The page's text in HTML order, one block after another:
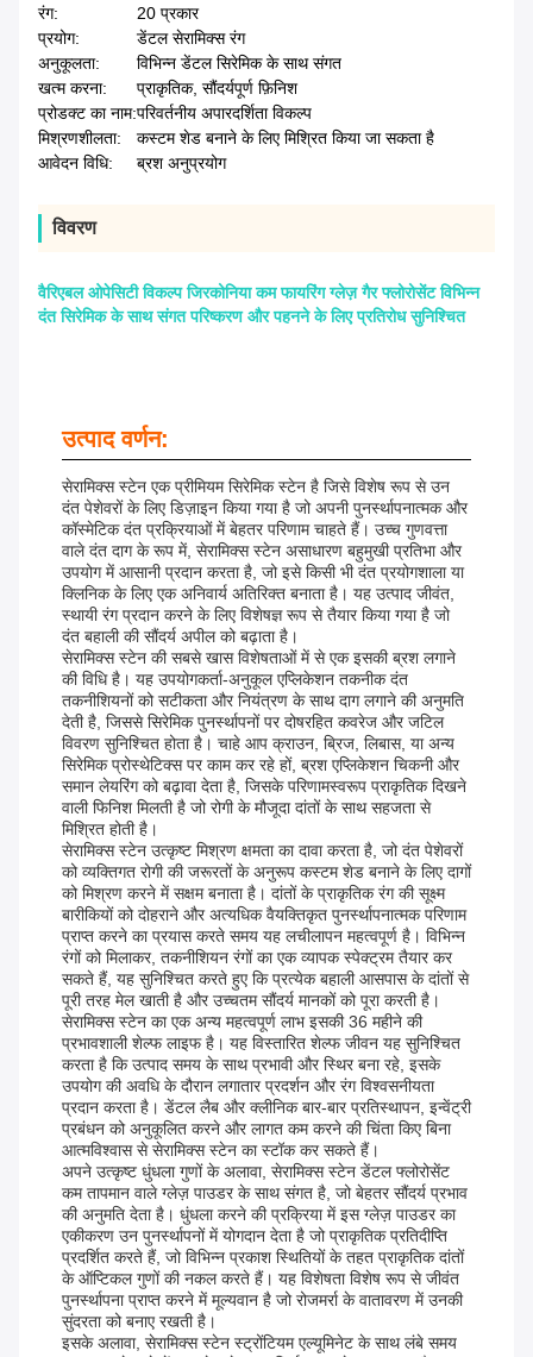
रंग:
20 प्रकार
प्रयोग:
डेंटल सेरामिक्स रंग
अनुकूलता:
विभिन्न डेंटल सिरेमिक के साथ संगत
खत्म करना:
प्राकृतिक, सौंदर्यपूर्ण फ़िनिश
प्रोडक्ट का नाम:परिवर्तनीय अपारदर्शिता विकल्प
मिश्रणशीलता:
कस्टम शेड बनाने के लिए मिश्रित किया जा सकता है
आवेदन विधि:
ब्रश अनुप्रयोग
विवरण
वैरिएबल ओपेसिटी विकल्प जिरकोनिया कम फायरिंग ग्लेज़ गैर फ्लोरोसेंट विभिन्न
दंत सिरेमिक के साथ संगत परिष्करण और पहनने के लिए प्रतिरोध सुनिश्चित
उत्पाद वर्णन:
सेरामिक्स स्टेन एक प्रीमियम सिरेमिक स्टेन है जिसे विशेष रूप से उन
दंत पेशेवरों के लिए डिज़ाइन किया गया है जो अपनी पुनर्स्थापनात्मक और
कॉस्मेटिक दंत प्रक्रियाओं में बेहतर परिणाम चाहते हैं। उच्च गुणवत्ता
वाले दंत दाग के रूप में, सेरामिक्स स्टेन असाधारण बहुमुखी प्रतिभा और
उपयोग में आसानी प्रदान करता है, जो इसे किसी भी दंत प्रयोगशाला या
क्लिनिक के लिए एक अनिवार्य अतिरिक्त बनाता है। यह उत्पाद जीवंत,
स्थायी रंग प्रदान करने के लिए विशेषज्ञ रूप से तैयार किया गया है जो
दंत बहाली की सौंदर्य अपील को बढ़ाता है।
सेरामिक्स स्टेन की सबसे खास विशेषताओं में से एक इसकी ब्रश लगाने
की विधि है। यह उपयोगकर्ता-अनुकूल एप्लिकेशन तकनीक दंत
तकनीशियनों को सटीकता और नियंत्रण के साथ दाग लगाने की अनुमति
देती है, जिससे सिरेमिक पुनर्स्थापनों पर दोषरहित कवरेज और जटिल
विवरण सुनिश्चित होता है। चाहे आप क्राउन, ब्रिज, लिबास, या अन्य
सिरेमिक प्रोस्थेटिक्स पर काम कर रहे हों, ब्रश एप्लिकेशन चिकनी और
समान लेयरिंग को बढ़ावा देता है, जिसके परिणामस्वरूप प्राकृतिक दिखने
वाली फिनिश मिलती है जो रोगी के मौजूदा दांतों के साथ सहजता से
मिश्रित होती है।
सेरामिक्स स्टेन उत्कृष्ट मिश्रण क्षमता का दावा करता है, जो दंत पेशेवरों
को व्यक्तिगत रोगी की जरूरतों के अनुरूप कस्टम शेड बनाने के लिए दागों
को मिश्रण करने में सक्षम बनाता है। दांतों के प्राकृतिक रंग की सूक्ष्म
बारीकियों को दोहराने और अत्यधिक वैयक्तिकृत पुनर्स्थापनात्मक परिणाम
प्राप्त करने का प्रयास करते समय यह लचीलापन महत्वपूर्ण है। विभिन्न
रंगों को मिलाकर, तकनीशियन रंगों का एक व्यापक स्पेक्ट्रम तैयार कर
सकते हैं, यह सुनिश्चित करते हुए कि प्रत्येक बहाली आसपास के दांतों से
पूरी तरह मेल खाती है और उच्चतम सौंदर्य मानकों को पूरा करती है।
सेरामिक्स स्टेन का एक अन्य महत्वपूर्ण लाभ इसकी 36 महीने की
प्रभावशाली शेल्फ लाइफ है। यह विस्तारित शेल्फ जीवन यह सुनिश्चित
करता है कि उत्पाद समय के साथ प्रभावी और स्थिर बना रहे, इसके
उपयोग की अवधि के दौरान लगातार प्रदर्शन और रंग विश्वसनीयता
प्रदान करता है। डेंटल लैब और क्लीनिक बार-बार प्रतिस्थापन, इन्वेंट्री
प्रबंधन को अनुकूलित करने और लागत कम करने की चिंता किए बिना
आत्मविश्वास से सेरामिक्स स्टेन का स्टॉक कर सकते हैं।
अपने उत्कृष्ट धुंधला गुणों के अलावा, सेरामिक्स स्टेन डेंटल फ्लोरोसेंट
कम तापमान वाले ग्लेज़ पाउडर के साथ संगत है, जो बेहतर सौंदर्य प्रभाव
की अनुमति देता है। धुंधला करने की प्रक्रिया में इस ग्लेज़ पाउडर का
एकीकरण उन पुनर्स्थापनों में योगदान देता है जो प्राकृतिक प्रतिदीप्ति
प्रदर्शित करते हैं, जो विभिन्न प्रकाश स्थितियों के तहत प्राकृतिक दांतों
के ऑप्टिकल गुणों की नकल करते हैं। यह विशेषता विशेष रूप से जीवंत
पुनर्स्थापना प्राप्त करने में मूल्यवान है जो रोजमर्रा के वातावरण में उनकी
सुंदरता को बनाए रखती है।
इसके अलावा, सेरामिक्स स्टेन स्ट्रोंटियम एल्यूमिनेट के साथ लंबे समय